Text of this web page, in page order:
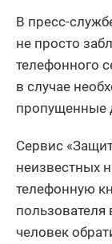
В пресс-
не просто
телефонного
в случае
пропущенные
Сервис
неизвестных
телефонную
человек